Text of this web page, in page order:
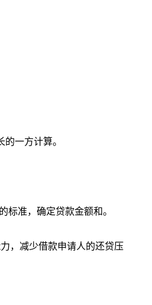
一方计算。
标准，确定贷款金额和。
，减少借款申请人的还贷压